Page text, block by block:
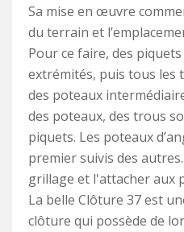
Sa mise en œuvre
du terrain et
Pour ce faire, des
extrémités, puis tous les
des poteaux
des poteaux, des trous
piquets. Les poteaux
premier suivis des
grillage et l'attacher aux
La belle Clôture 37 est
clôture qui possède de